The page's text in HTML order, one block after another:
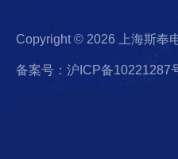
Copyright © 2026 上海斯奉
备案号：沪ICP备10221287